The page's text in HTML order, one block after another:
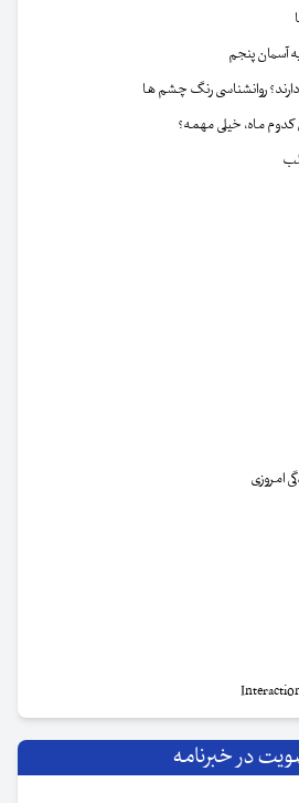
آسمان پنجم
روانشناسی رنگ چشم ها
ماه، خیلی مهمه؟
امروزی
در خبرنامه